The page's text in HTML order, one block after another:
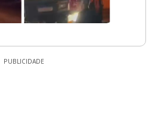
PUBLICIDADE